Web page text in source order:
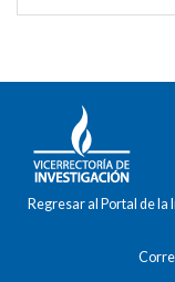
Regresar al Portal de la